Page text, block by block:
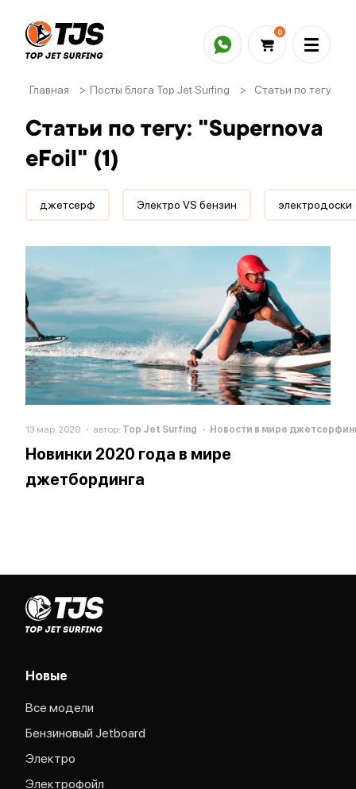
0
Главная > Посты блога Top Jet Surfing > Статьи по тегу:
Статьи по тегу: "Supernova
eFoil" (1)
джетсерф Электро VS бензин электродоски
13 мар. 2020 автор: Top Jet Surfing Новости в мире
Новинки 2020 года в мире
джетбординга
Новые
Все модели
Бензиновый Jetboard
Электро
Электрофойл